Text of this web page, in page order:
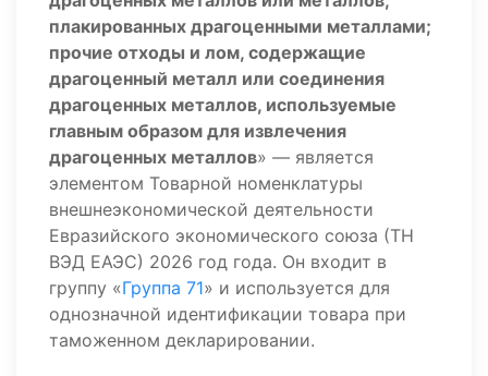
плакированных драгоценными металлами;
прочие отходы и лом, содержащие
драгоценный металл или соединения
драгоценных металлов, используемые
главным образом для извлечения
драгоценных металлов» — является
элементом Товарной номенклатуры
внешнеэкономической деятельности
Евразийского экономического союза (ТН
ВЭД ЕАЭС) 2026 год года. Он входит в
группу «Группа 71» и используется для
однозначной идентификации товара при
таможенном декларировании.